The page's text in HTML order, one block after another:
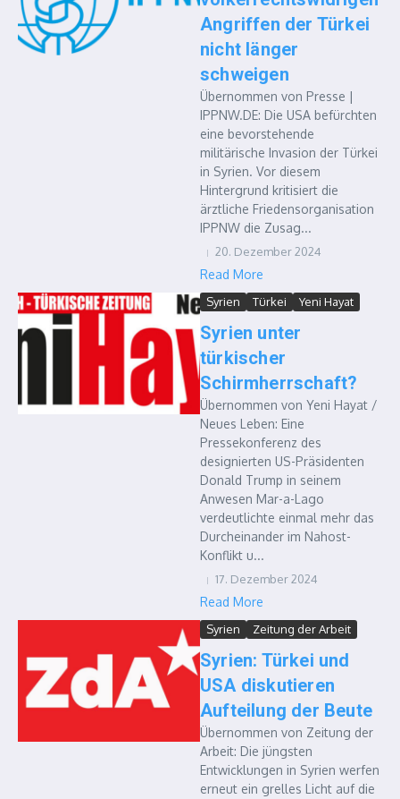
Angriffen der Türkei
nicht länger
schweigen
Übernommen von Presse |
IPPNW.DE: Die USA befürchten
eine bevorstehende
militärische Invasion der Türkei
in Syrien. Vor diesem
Hintergrund kritisiert die
ärztliche Friedensorganisation
IPPNW die Zusag...
20. Dezember 2024
Read More
Syrien Türkei Yeni Hayat
Syrien unter
türkischer
Schirmherrschaft?
Übernommen von Yeni Hayat /
Neues Leben: Eine
Pressekonferenz des
designierten US-Präsidenten
Donald Trump in seinem
Anwesen Mar-a-Lago
verdeutlichte einmal mehr das
Durcheinander im Nahost-
Konflikt u...
17. Dezember 2024
Read More
Syrien Zeitung der Arbeit
Syrien: Türkei und
USA diskutieren
Aufteilung der Beute
Übernommen von Zeitung der
Arbeit: Die jüngsten
Entwicklungen in Syrien werfen
erneut ein grelles Licht auf die